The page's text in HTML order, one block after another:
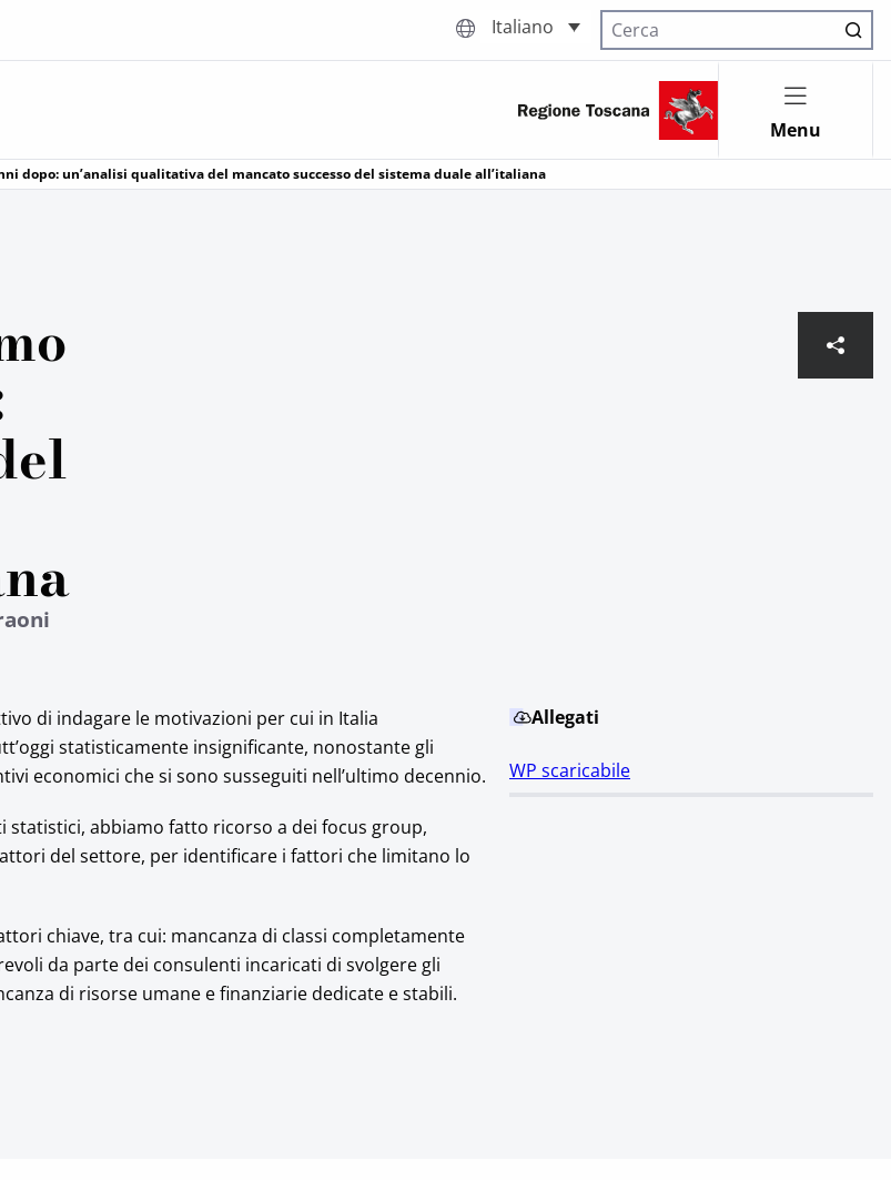
Italiano
Cerca nel sito
Menu
dopo: un’analisi qualitativa del mancato successo del sistema duale all’italiana
di indagare le motivazioni per cui in Italia
statisticamente insignificante, nonostante gli
economici che si sono susseguiti nell’ultimo decennio.
statistici, abbiamo fatto ricorso a dei focus group,
del settore, per identificare i fattori che limitano lo
chiave, tra cui: mancanza di classi completamente
da parte dei consulenti incaricati di svolgere gli
di risorse umane e finanziarie dedicate e stabili.
Allegati
WP scaricabile